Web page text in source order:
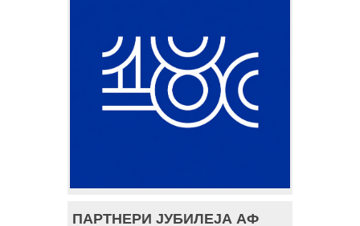
ПАРТНЕРИ ЈУБИЛЕЈА АФ